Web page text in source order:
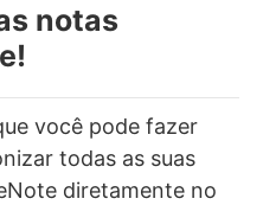
notas
você pode fazer
todas as suas
diretamente no